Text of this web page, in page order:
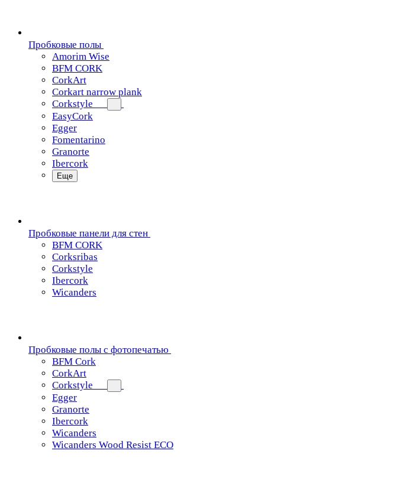
Пробковые полы
Amorim Wise
BFM CORK
CorkArt
Corkart narrow plank
Corkstyle
EasyCork
Egger
Fomentarino
Granorte
Ibercork
Еще
Пробковые панели для стен
BFM CORK
Corksribas
Corkstyle
Ibercork
Wicanders
Пробковые полы с фотопечатью
BFM Cork
CorkArt
Corkstyle
Egger
Granorte
Ibercork
Wicanders
Wicanders Wood Resist ECO